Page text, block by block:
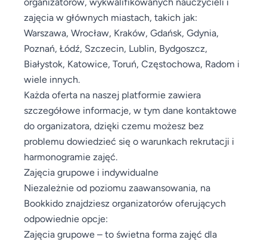
zajęcia w głównych miastach, takich jak:
Warszawa, Wrocław, Kraków, Gdańsk, Gdynia,
Poznań, Łódź, Szczecin, Lublin, Bydgoszcz,
Białystok, Katowice, Toruń, Częstochowa, Radom i
wiele innych.
Każda oferta na naszej platformie zawiera
szczegółowe informacje, w tym dane kontaktowe
do organizatora, dzięki czemu możesz bez
problemu dowiedzieć się o warunkach rekrutacji i
harmonogramie zajęć.
Zajęcia grupowe i indywidualne
Niezależnie od poziomu zaawansowania, na
Bookkido znajdziesz organizatorów oferujących
odpowiednie opcje:
Zajęcia grupowe – to świetna forma zajęć dla